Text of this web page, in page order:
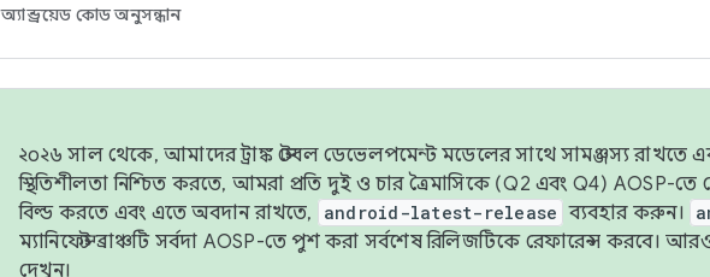
অ্যান্ড্রয়েড কোড অনুসন্ধান
২০২৬ সাল থেকে, আমাদের ট্রাঙ্ক স্টেবল ডেভেলপমেন্ট মডেলের সাথে সামঞ্জস্য রাখতে
স্থিতিশীলতা নিশ্চিত করতে, আমরা প্রতি দুই ও চার ত্রৈমাসিকে (Q2 এবং Q4) AOSP-
বিল্ড করতে এবং এতে অবদান রাখতে,
android-latest-release ব্যবহার করুন।
ম্যানিফেস্ট ব্রাঞ্চটি সর্বদা AOSP-তে পুশ করা সর্বশেষ রিলিজটিকে রেফারেন্স করবে।
দেখুন।